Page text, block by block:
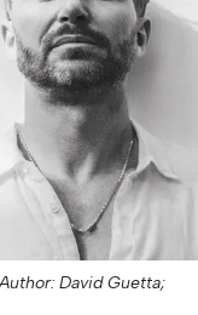
Author: David Guetta;